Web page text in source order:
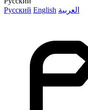
Русский English العربية